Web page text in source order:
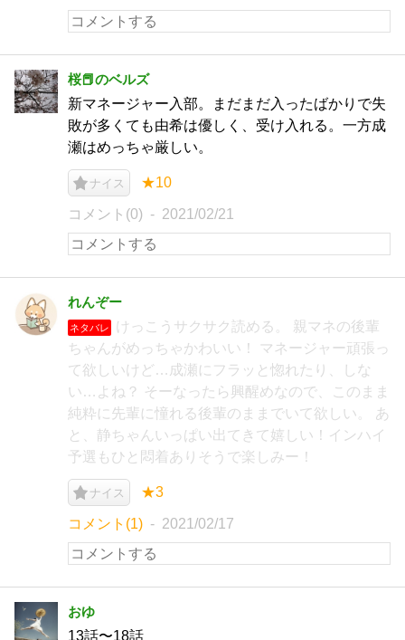
桜📕のベルズ
新マネージャー入部。まだまだ入ったばかりで失
敗が多くても由希は優しく、受け入れる。一方成
瀬はめっちゃ厳しい。
ナイス ★10
コメント(0) 2021/02/21
れんぞー
ネタバレ
けっこうサクサク読める。 親マネの後輩
ちゃんがめっちゃかわいい！ マネージャー頑張っ
て欲しいけど…成瀬にフラッと惚れたり、しな
い…よね？ そーなったら興醒めなので、このまま
純粋に先輩に憧れる後輩のままでいて欲しい。 あ
と、静ちゃんいっぱい出てきて嬉しい！インハイ
予選もひと悶着ありそうで楽しみー！
ナイス ★3
コメント(1) 2021/02/17
おゆ
13話〜18話